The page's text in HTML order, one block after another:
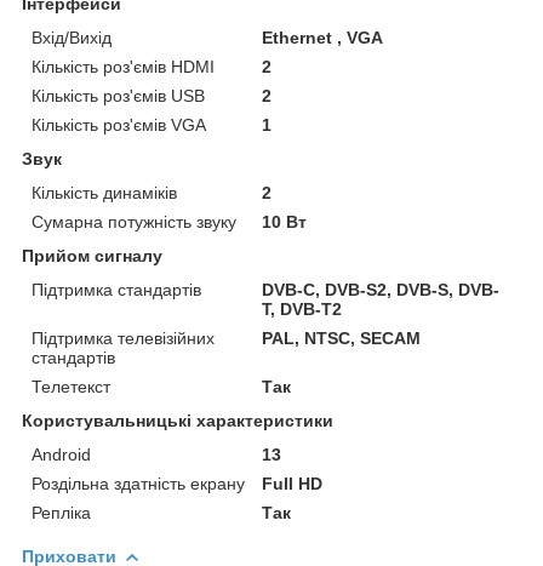
Вхід/Вихід
Ethernet , VGA
Кількість роз'ємів HDMI
2
Кількість роз'ємів USB
2
Кількість роз'ємів VGA
1
Звук
Кількість динаміків
2
Сумарна потужність звуку
10 Вт
Прийом сигналу
Підтримка стандартів
DVB-C, DVB-S2, DVB-S, DVB-
T, DVB-T2
Підтримка телевізійних
стандартів
PAL, NTSC, SECAM
Телетекст
Так
Користувальницькі характеристики
Android
13
Роздільна здатність екрану
Full HD
Репліка
Так
Приховати